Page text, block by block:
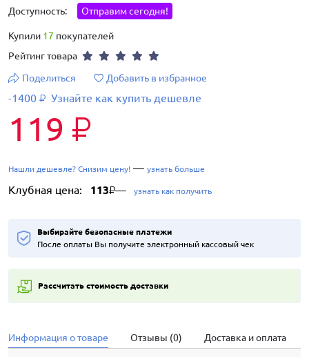
Доступность:
Отправим сегодня!
Купили 17 покупателей
Рейтинг товара
Поделиться
Добавить в избранное
-1400 ₽ Узнайте как купить дешевле
119 ₽
Нашли дешевле? Снизим цену! — узнать больше
Клубная цена: 113₽— узнать как получить
Выбирайте безопасные платежи
После оплаты Вы получите электронный кассовый чек
Рассчитать стоимость доставки
Информация о товаре Отзывы (0) Доставка и оплата